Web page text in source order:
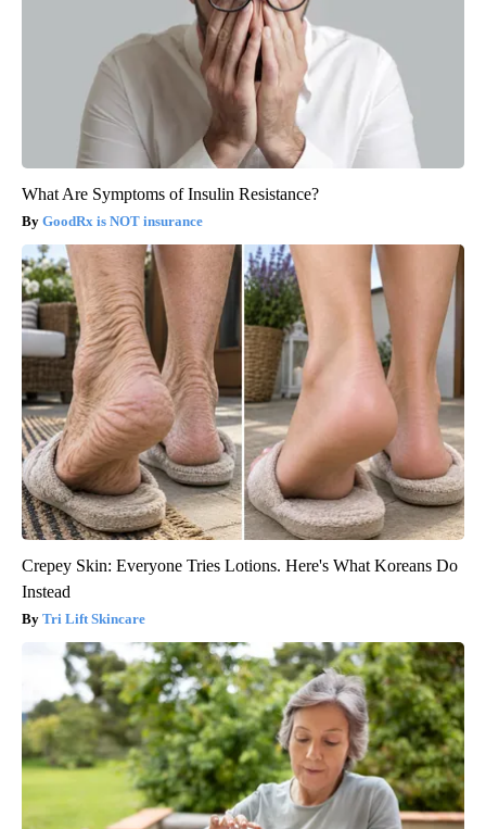
What Are Symptoms of Insulin Resistance?
GoodRx is NOT insurance
Crepey Skin: Everyone Tries Lotions. Here's What Koreans Do
Instead
Tri Lift Skincare